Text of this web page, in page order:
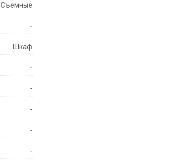
Съемные
-
Шкаф
-
-
-
-
-